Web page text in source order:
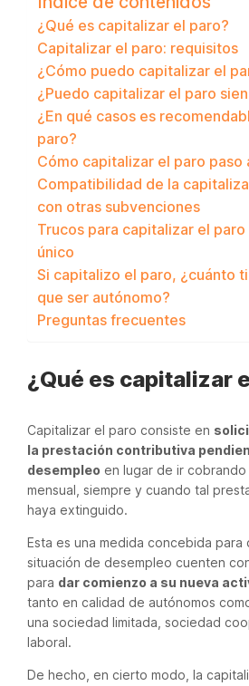
¿Qué es capitalizar el paro?
Capitalizar el paro: requisitos
¿Cómo puedo capitalizar el
¿Puedo capitalizar el paro
¿En qué casos es
paro?
Cómo capitalizar el paro paso
Compatibilidad de la
con otras subvenciones
Trucos para capitalizar el paro
único
Si capitalizo el paro, ¿cuánto
que ser autónomo?
Preguntas frecuentes
¿Qué es capitalizar
Capitalizar el paro consiste en
la prestación contributiva
desempleo en lugar de ir
mensual, siempre y cuando tal
haya extinguido.
Esta es una medida concebida para
situación de desempleo cuenten
para dar comienzo a su nueva
tanto en calidad de autónomos
una sociedad limitada, sociedad
laboral.
De hecho, en cierto modo, la